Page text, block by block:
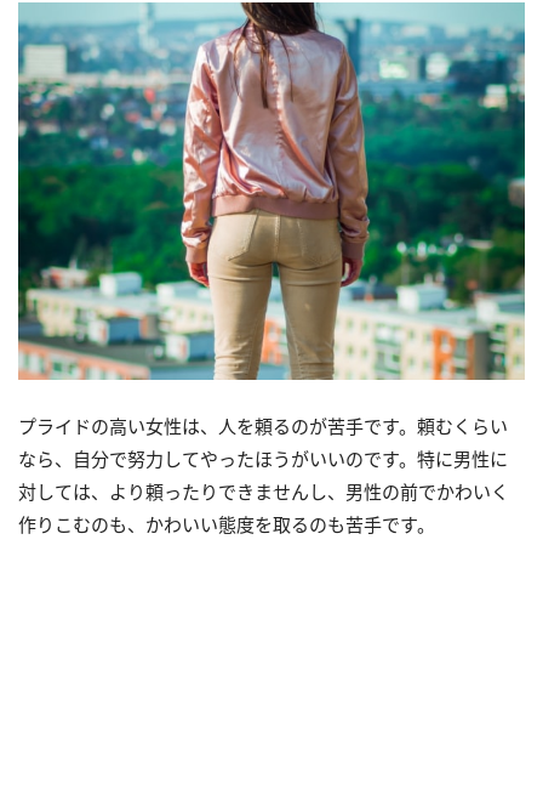
プライドの高い女性は、人を頼るのが苦手です。頼むくらい
なら、自分で努力してやったほうがいいのです。特に男性に
対しては、より頼ったりできませんし、男性の前でかわいく
作りこむのも、かわいい態度を取るのも苦手です。